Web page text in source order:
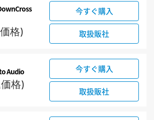
3G-SDI Mini Converters
6G-SDI Mini Converters
12G-SDI Mini Converters
アクセサリ
格)
今すぐ購入
取扱販社
Audio
格)
今すぐ購入
取扱販社